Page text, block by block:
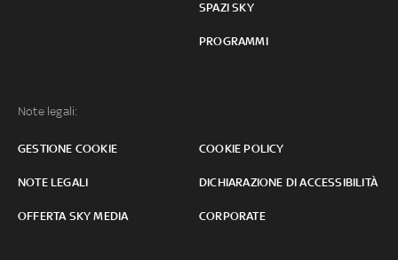
SPAZI SKY
PROGRAMMI
Note legali:
GESTIONE COOKIE COOKIE POLICY
NOTE LEGALI DICHIARAZIONE DI ACCESSIBILITÀ
OFFERTA SKY MEDIA CORPORATE